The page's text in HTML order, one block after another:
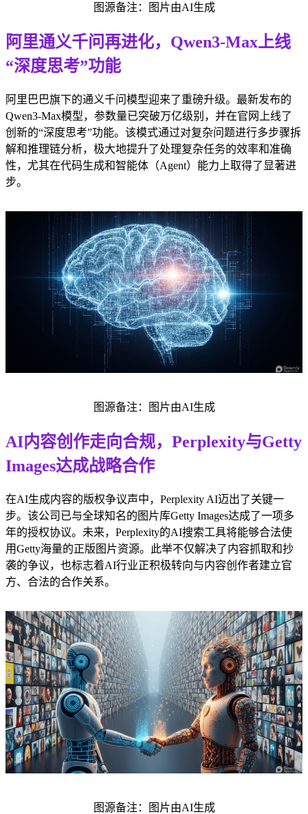
图源备注：图片由AI生成
阿里通义千问再进化，Qwen3-Max上线
“深度思考”功能
阿里巴巴旗下的通义千问模型迎来了重磅升级。最新发布的
Qwen3-Max模型，参数量已突破万亿级别，并在官网上线了
创新的“深度思考”功能。该模式通过对复杂问题进行多步骤拆
解和推理链分析，极大地提升了处理复杂任务的效率和准确
性，尤其在代码生成和智能体（Agent）能力上取得了显著进
步。
图源备注：图片由AI生成
AI内容创作走向合规，Perplexity与Getty
Images达成战略合作
在AI生成内容的版权争议声中，Perplexity AI迈出了关键一
步。该公司已与全球知名的图片库Getty Images达成了一项多
年的授权协议。未来，Perplexity的AI搜索工具将能够合法使
用Getty海量的正版图片资源。此举不仅解决了内容抓取和抄
袭的争议，也标志着AI行业正积极转向与内容创作者建立官
方、合法的合作关系。
图源备注：图片由AI生成